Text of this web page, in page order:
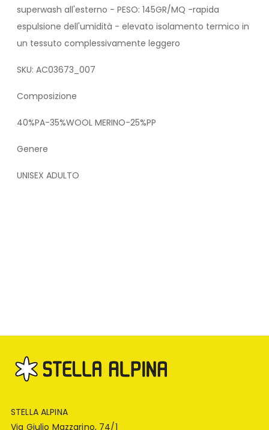
superwash all'esterno - PESO: 145GR/MQ -rapida
espulsione dell'umidità - elevato isolamento termico in
un tessuto complessivamente leggero
SKU: AC03673_007
Composizione
40%PA-35%WOOL MERINO-25%PP
Genere
UNISEX ADULTO
STELLA ALPINA
Via Giulio Mazzarino, 74/1